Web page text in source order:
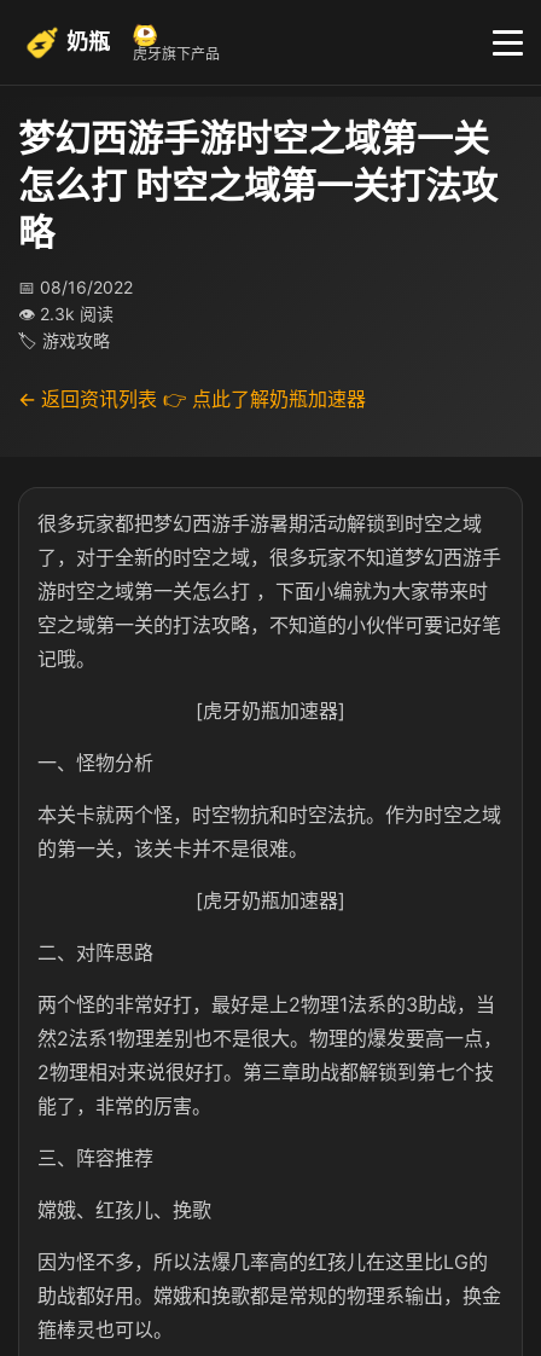
奶瓶 虎牙旗下产品
梦幻西游手游时空之域第一关
怎么打 时空之域第一关打法攻
略
📅 08/16/2022
👁 2.3k 阅读
🏷 游戏攻略
← 返回资讯列表 👉 点此了解奶瓶加速器
很多玩家都把梦幻西游手游暑期活动解锁到时空之域
了，对于全新的时空之域，很多玩家不知道梦幻西游手
游时空之域第一关怎么打 ，下面小编就为大家带来时
空之域第一关的打法攻略，不知道的小伙伴可要记好笔
记哦。
[虎牙奶瓶加速器]
一、怪物分析
本关卡就两个怪，时空物抗和时空法抗。作为时空之域
的第一关，该关卡并不是很难。
[虎牙奶瓶加速器]
二、对阵思路
两个怪的非常好打，最好是上2物理1法系的3助战，当
然2法系1物理差别也不是很大。物理的爆发要高一点，
2物理相对来说很好打。第三章助战都解锁到第七个技
能了，非常的厉害。
三、阵容推荐
嫦娥、红孩儿、挽歌
因为怪不多，所以法爆几率高的红孩儿在这里比LG的
助战都好用。嫦娥和挽歌都是常规的物理系输出，换金
箍棒灵也可以。